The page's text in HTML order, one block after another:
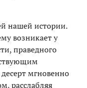
нашей истории.
возникает у
праведного
мгновенно
расслабляя